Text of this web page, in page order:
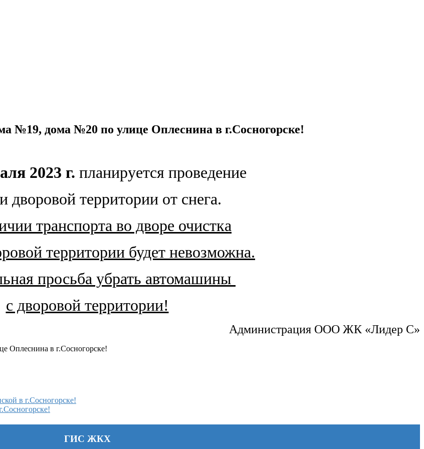
дома №20 по улице Оплеснина в г.Сосногорске!
2023 г. планируется проведение
дворовой территории от снега.
транспорта во дворе очистка
территории будет невозможна.
просьба убрать автомашины
с дворовой территории!
Администрация ООО ЖК «Лидер С»
в г.Сосногорске!
в г.Сосногорске!
ГИС ЖКХ